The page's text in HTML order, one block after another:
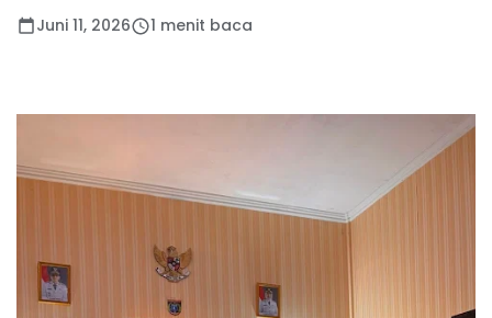
Juni 11, 2026 1 menit baca